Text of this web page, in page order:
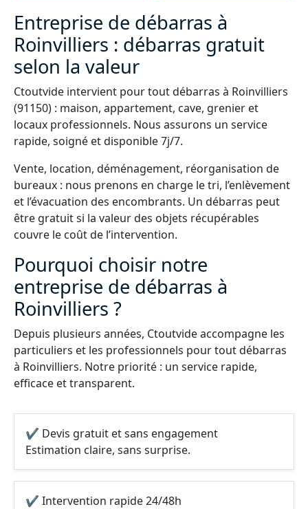
Entreprise de débarras à
Roinvilliers : débarras gratuit
selon la valeur
Ctoutvide intervient pour tout débarras à Roinvilliers
(91150) : maison, appartement, cave, grenier et
locaux professionnels. Nous assurons un service
rapide, soigné et disponible 7j/7.
Vente, location, déménagement, réorganisation de
bureaux : nous prenons en charge le tri, l’enlèvement
et l’évacuation des encombrants. Un débarras peut
être gratuit si la valeur des objets récupérables
couvre le coût de l’intervention.
Pourquoi choisir notre
entreprise de débarras à
Roinvilliers ?
Depuis plusieurs années, Ctoutvide accompagne les
particuliers et les professionnels pour tout débarras
à Roinvilliers. Notre priorité : un service rapide,
efficace et transparent.
✔ Devis gratuit et sans engagement
Estimation claire, sans surprise.
✔ Intervention rapide 24/48h